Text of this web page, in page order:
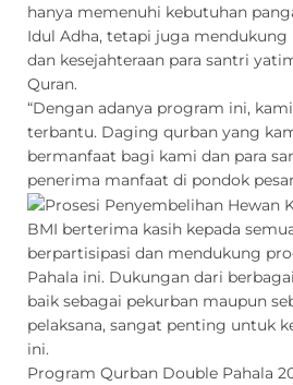
hanya memenuhi kebutuhan
Idul Adha, tetapi juga mendukung
dan kesejahteraan para santri
Quran.
“Dengan adanya program ini,
terbantu. Daging qurban yang
bermanfaat bagi kami dan para
penerima manfaat di pondok
BMI berterima kasih kepada
berpartisipasi dan mendukung
Pahala ini. Dukungan dari
baik sebagai pekurban maupun
pelaksana, sangat penting untuk
ini.
Program Qurban Double Pahala